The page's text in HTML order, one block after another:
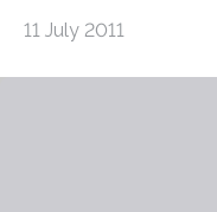
11 July 2011